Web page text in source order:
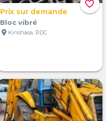
favorite_border
Prix sur demande
Bloc vibré
location_on Kinshasa, RDC